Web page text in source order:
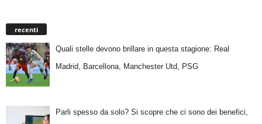
recenti
Quali stelle devono brillare in questa stagione: Real
Madrid, Barcellona, Manchester Utd, PSG
Parli spesso da solo? Si scopre che ci sono dei benefici,